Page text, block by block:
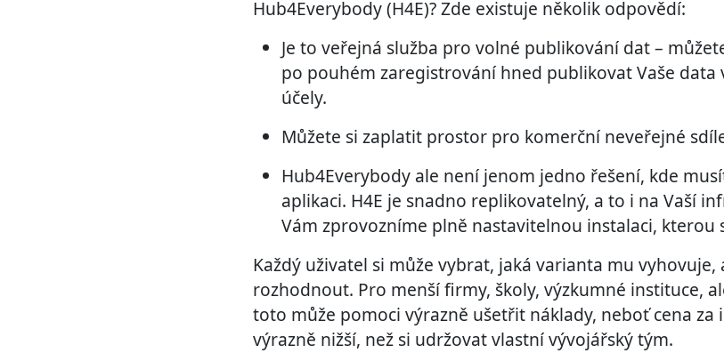
Hub4Everybody (H4E)? Zde existuje několik odpovědí:
Je to veřejná služba pro volné publikování dat –
po pouhém zaregistrování hned publikovat Vaše
účely.
Můžete si zaplatit prostor pro komerční neveřejné
Hub4Everybody ale není jenom jedno řešení, kde
aplikaci. H4E je snadno replikovatelný, a to i na Vaší
Vám zprovozníme plně nastavitelnou instalaci, kterou
Každý uživatel si může vybrat, jaká varianta mu vyhovuje,
rozhodnout. Pro menší firmy, školy, výzkumné instituce,
toto může pomoci výrazně ušetřit náklady, neboť cena za
výrazně nižší, než si udržovat vlastní vývojářský tým.